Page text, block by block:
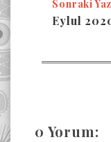
Sonraki
Eylul
0 Yorum: